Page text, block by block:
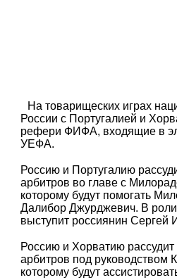
На товарищеских играх
России с Португалией и
рефери ФИФА, входящие в
УЕФА.
Россию и Португалию
арбитров во главе с
которому будут помогать
Далибор Джурджевич. В
выступит россиянин Сергей
Россию и Хорватию
арбитров под руководством
которому будут